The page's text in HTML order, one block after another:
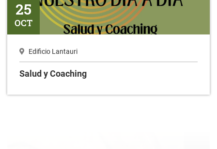
25
OCT
Edificio Lantauri
Salud y Coaching